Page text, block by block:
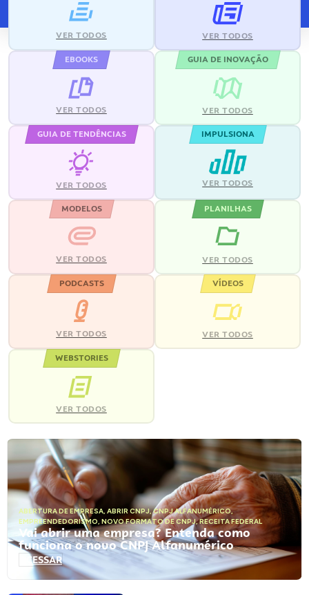
VER TODOS VER TODOS
EBOOKS
VER TODOS
GUIA DE INOVAÇÃO
VER TODOS
GUIA DE TENDÊNCIAS
VER TODOS
IMPULSIONA
VER TODOS
MODELOS
VER TODOS
PLANILHAS
VER TODOS
PODCASTS
VER TODOS
VÍDEOS
VER TODOS
WEBSTORIES
VER TODOS
ABERTURA DE EMPRESA, ABRIR CNPJ,CNPJ ALFANUMÉRICO,
EMPREENDEDORISMO, NOVO FORMATO DE CNPJ,RECEITA FEDERAL
Vai abrir uma empresa? Entenda como
funciona o novo CNPJ Alfanumérico
ACESSAR